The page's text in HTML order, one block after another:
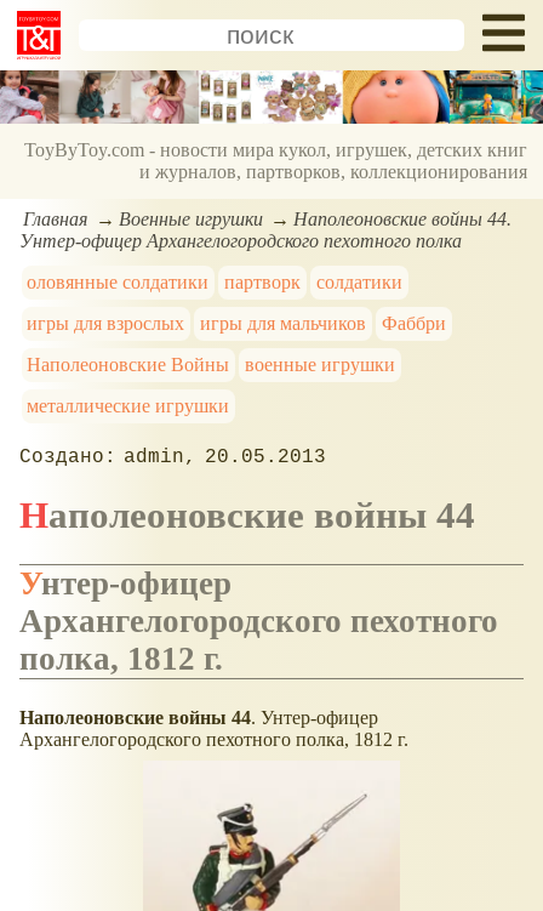
ToyByToy.com - новости мира кукол, игрушек, детских книг
и журналов, партворков, коллекционирования
Главная Военные игрушки
Наполеоновские войны 44.
Унтер-офицер Архангелогородского пехотного полка
оловянные солдатики
партворк
солдатики
игры для взрослых
игры для мальчиков
Фаббри
Наполеоновские Войны
военные игрушки
металлические игрушки
admin 20.05.2013
Наполеоновские войны 44
Унтер-офицер
Архангелогородского пехотного
полка, 1812 г.
Наполеоновские войны 44. Унтер-офицер
Архангелогородского пехотного полка, 1812 г.